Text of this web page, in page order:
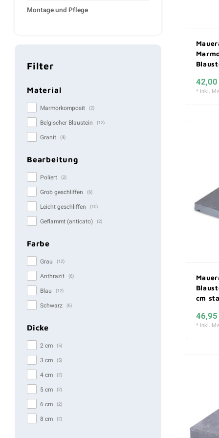
Montage und Pflege
Filter
Material
Marmorkomposit (2)
Belgischer Blaustein (12)
Granit (4)
Bearbeitung
Poliert (2)
Grob geschliffen (6)
Leicht geschliffen (10)
Geflammt (anticato) (2)
Farbe
Grau (12)
Anthrazit (6)
Blau (12)
Schwarz (6)
Dicke
2 cm (5)
3 cm (5)
4 cm (2)
5 cm (2)
6 cm (2)
8 cm (2)
* Inkl.
cm
* Inkl.